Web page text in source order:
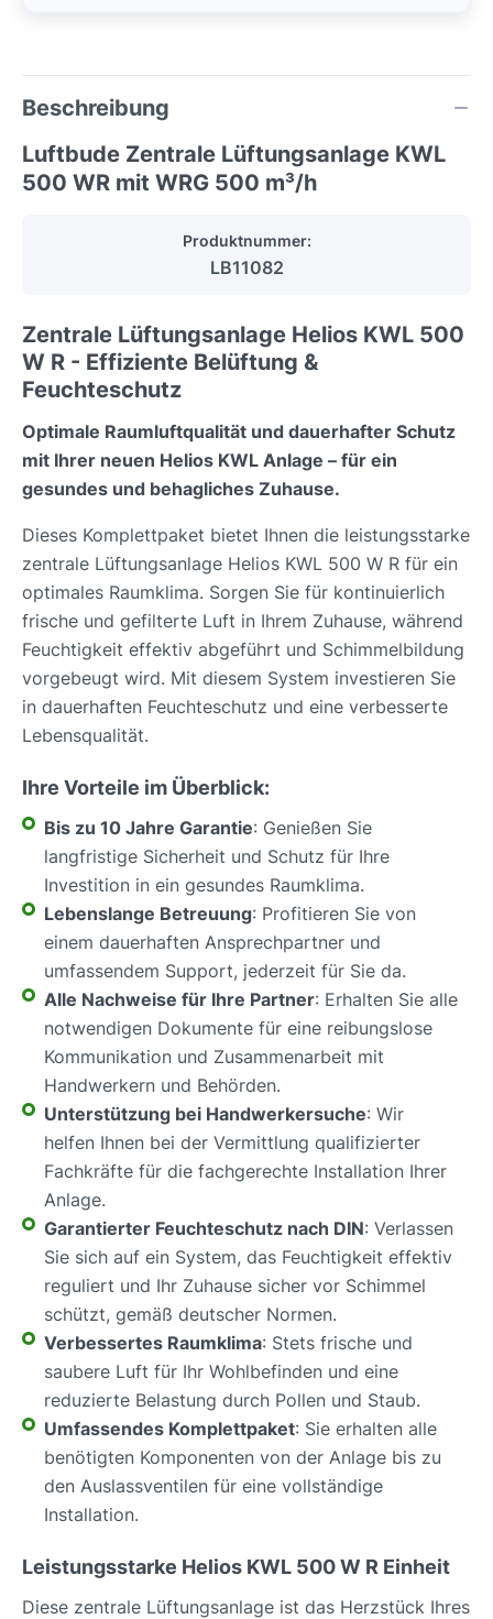
Beschreibung
Luftbude Zentrale Lüftungsanlage KWL
500 WR mit WRG 500 m³/h
Produktnummer:
LB11082
Zentrale Lüftungsanlage Helios KWL 500
W R - Effiziente Belüftung &
Feuchteschutz
Optimale Raumluftqualität und dauerhafter Schutz
mit Ihrer neuen Helios KWL Anlage – für ein
gesundes und behagliches Zuhause.
Dieses Komplettpaket bietet Ihnen die leistungsstarke
zentrale Lüftungsanlage Helios KWL 500 W R für ein
optimales Raumklima. Sorgen Sie für kontinuierlich
frische und gefilterte Luft in Ihrem Zuhause, während
Feuchtigkeit effektiv abgeführt und Schimmelbildung
vorgebeugt wird. Mit diesem System investieren Sie
in dauerhaften Feuchteschutz und eine verbesserte
Lebensqualität.
Ihre Vorteile im Überblick:
Bis zu 10 Jahre Garantie: Genießen Sie
langfristige Sicherheit und Schutz für Ihre
Investition in ein gesundes Raumklima.
Lebenslange Betreuung: Profitieren Sie von
einem dauerhaften Ansprechpartner und
umfassendem Support, jederzeit für Sie da.
Alle Nachweise für Ihre Partner: Erhalten Sie alle
notwendigen Dokumente für eine reibungslose
Kommunikation und Zusammenarbeit mit
Handwerkern und Behörden.
Unterstützung bei Handwerkersuche: Wir
helfen Ihnen bei der Vermittlung qualifizierter
Fachkräfte für die fachgerechte Installation Ihrer
Anlage.
Garantierter Feuchteschutz nach DIN: Verlassen
Sie sich auf ein System, das Feuchtigkeit effektiv
reguliert und Ihr Zuhause sicher vor Schimmel
schützt, gemäß deutscher Normen.
Verbessertes Raumklima: Stets frische und
saubere Luft für Ihr Wohlbefinden und eine
reduzierte Belastung durch Pollen und Staub.
Umfassendes Komplettpaket: Sie erhalten alle
benötigten Komponenten von der Anlage bis zu
den Auslassventilen für eine vollständige
Installation.
Leistungsstarke Helios KWL 500 W R Einheit
Diese zentrale Lüftungsanlage ist das Herzstück Ihres